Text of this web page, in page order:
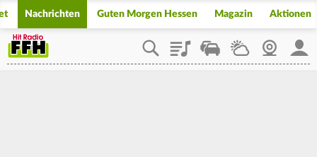
Nachrichten Guten Morgen Hessen Magazin Aktionen
PlaylistStaupilotWetterWebcam